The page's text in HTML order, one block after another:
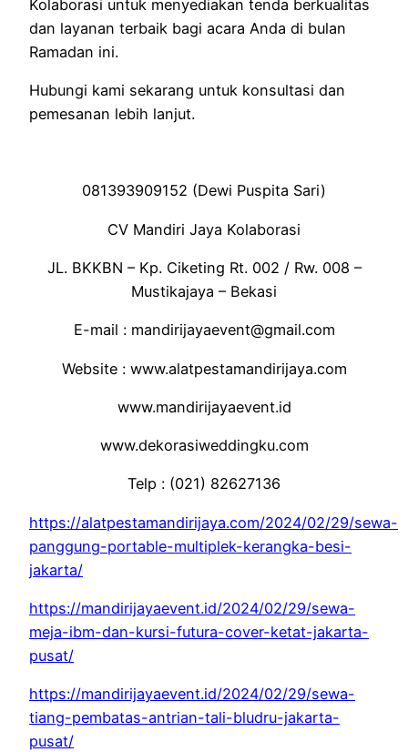
Kolaborasi untuk menyediakan tenda berkualitas
dan layanan terbaik bagi acara Anda di bulan
Ramadan ini.
Hubungi kami sekarang untuk konsultasi dan
pemesanan lebih lanjut.
081393909152 (Dewi Puspita Sari)
CV Mandiri Jaya Kolaborasi
JL. BKKBN – Kp. Ciketing Rt. 002 / Rw. 008 –
Mustikajaya – Bekasi
E-mail : mandirijayaevent@gmail.com
Website : www.alatpestamandirijaya.com
www.mandirijayaevent.id
www.dekorasiweddingku.com
Telp : (021) 82627136
https://alatpestamandirijaya.com/2024/02/29/sewa-
panggung-portable-multiplek-kerangka-besi-
jakarta/
https://mandirijayaevent.id/2024/02/29/sewa-
meja-ibm-dan-kursi-futura-cover-ketat-jakarta-
pusat/
https://mandirijayaevent.id/2024/02/29/sewa-
tiang-pembatas-antrian-tali-bludru-jakarta-
pusat/